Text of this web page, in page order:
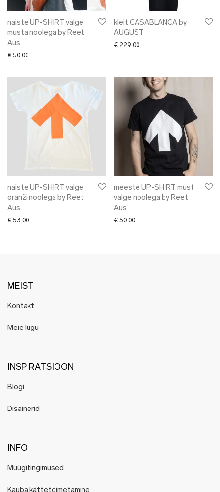
naiste UP-SHIRT valge
musta noolega by Reet
Aus
€ 50.00
kleit CASABLANCA by
AUGUST
€ 229.00
naiste UP-SHIRT valge
oranži noolega by Reet
Aus
€ 53.00
meeste UP-SHIRT must
valge noolega by Reet
Aus
€ 50.00
MEIST
Kontakt
Meie lugu
INSPIRATSIOON
Blogi
Disainerid
INFO
Müügitingimused
Kauba kättetoimetamine